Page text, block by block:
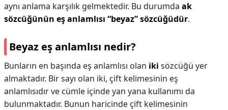
aynı anlama karşılık gelmektedir. Bu durumda ak
sözcüğünün eş anlamlısı “beyaz” sözcüğüdür.
Beyaz eş anlamlısı nedir?
Bunların en başında eş anlamlısı olan iki sözcüğü yer
almaktadır. Bir sayı olan iki, çift kelimesinin eş
anlamlısıdır ve cümle içinde yan yana kullanımı da
bulunmaktadır. Bunun haricinde çift kelimesinin